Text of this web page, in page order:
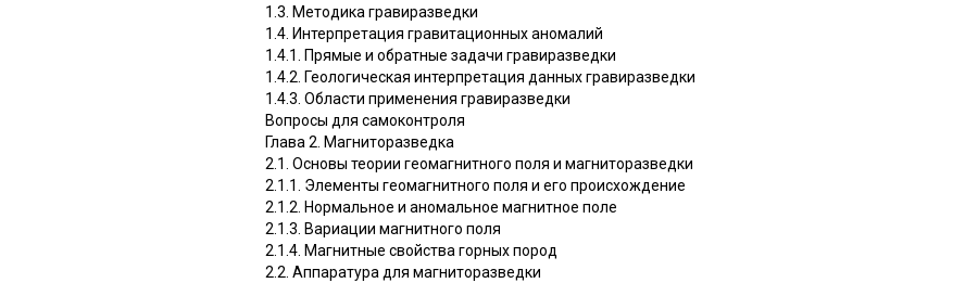
1.3. Методика гравиразведки
1.4. Интерпретация гравитационных аномалий
1.4.1. Прямые и обратные задачи гравиразведки
1.4.2. Геологическая интерпретация данных гравиразведки
1.4.3. Области применения гравиразведки
Вопросы для самоконтроля
Глава 2. Магниторазведка
2.1. Основы теории геомагнитного поля и магниторазведки
2.1.1. Элементы геомагнитного поля и его происхождение
2.1.2. Нормальное и аномальное магнитное поле
2.1.3. Вариации магнитного поля
2.1.4. Магнитные свойства горных пород
2.2. Аппаратура для магниторазведки